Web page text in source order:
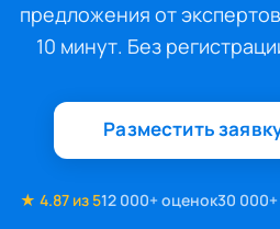
предложения от
10 минут. Без
Разместить
★ 4.87 из 512 000+ оценок30